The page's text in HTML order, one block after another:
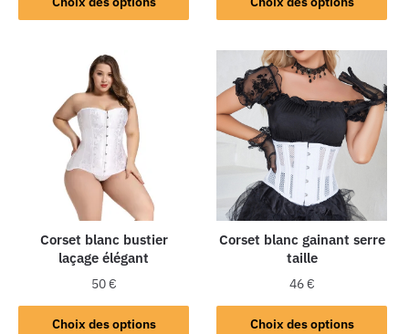
Corset blanc bustier
laçage élégant
50€
Choix des options
Corset blanc gainant serre
taille
46€
Choix des options